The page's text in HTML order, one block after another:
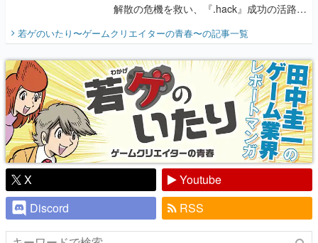
解散の危機を救い、『.hack』成功の活路を
『少年ジャンプ』色だった【若ゲのいた
り】
若ゲのいたり〜ゲームクリエイターの青春〜の記事一覧
X
Youtube
Discord
RSS